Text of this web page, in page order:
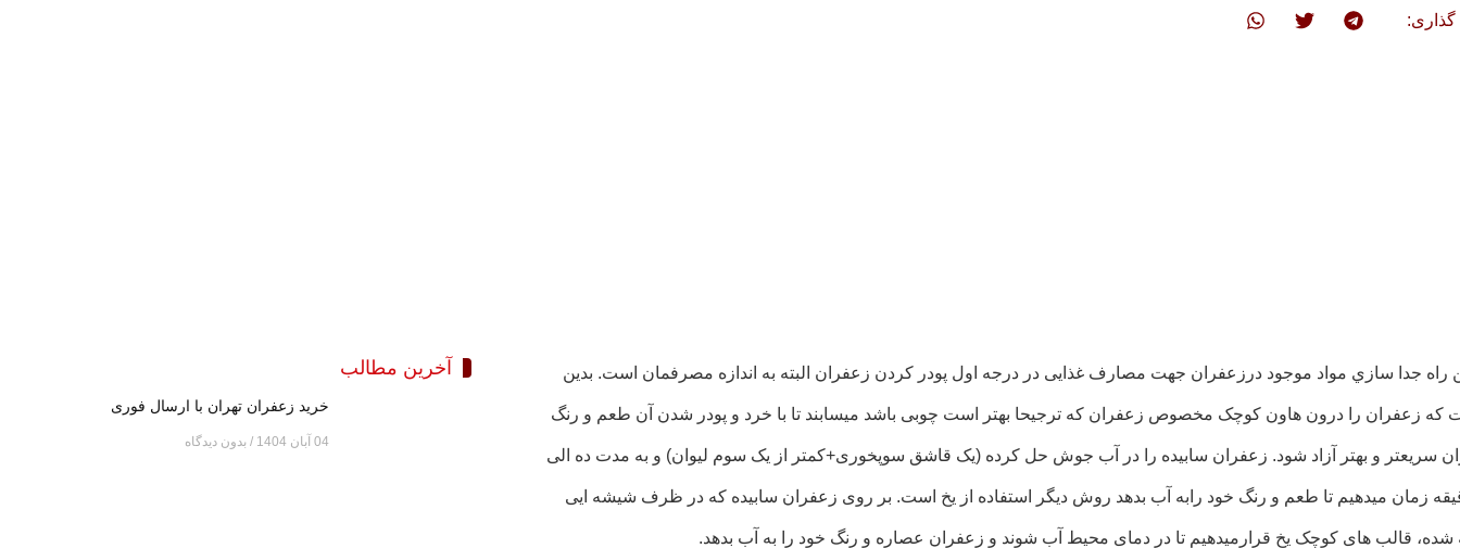
گذاری:
راه جدا سازي مواد موجود درزعفران جهت مصارف غذايی در درجه اول پودر کردن زعفران البته به اندازه مصرفمان است. بدین
که زعفران را درون هاون کوچک مخصوص زعفران که ترجیحا بهتر است چوبی باشد میسابند تا با خرد و پودر شدن آن طعم و رنگ
سریعتر و بهتر آزاد شود. زعفران سابیده را در آب جوش حل کرده (یک قاشق سوپخوری+کمتر از یک سوم لیوان) و به مدت ده الی
دقیقه زمان میدهیم تا طعم و رنگ خود رابه آب بدهد روش دیگر استفاده از یخ است. بر روی زعفران سابیده که در ظرف شیشه ایی
شده، قالب های کوچک یخ قرارمیدهیم تا در دمای محیط آب شوند و زعفران عصاره و رنگ خود را به آب بدهد.
آخرین مطالب
خرید زعفران تهران با ارسال فوری
04 آبان 1404 بدون دیدگاه